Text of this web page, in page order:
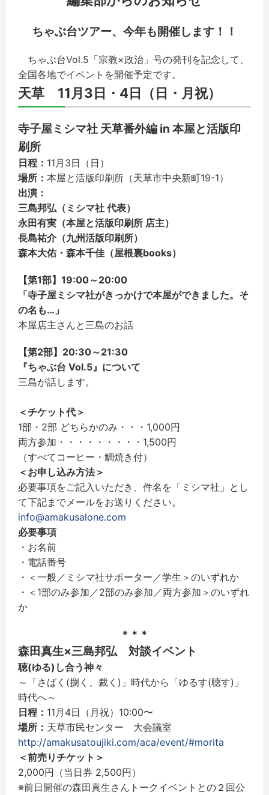
ちゃぶ台ツアー、今年も開催します！！
ちゃぶ台Vol.5「宗教×政治」号の発刊を記念して、
全国各地でイベントを開催予定です。
天草 11月3日・4日（日・月祝）
寺子屋ミシマ社 天草番外編 in 本屋と活版印
刷所
日程： 11月3日（日）
場所： 本屋と活版印刷所（天草市中央新町19-1）
出演：
三島邦弘（ミシマ社 代表）
永田有実（本屋と活版印刷所 店主）
長島祐介（九州活版印刷所）
森本大佑・森本千佳（屋根裏books）
【第1部】19:00～20:00
「寺子屋ミシマ社がきっかけで本屋ができました。そ
の名も…」
本屋店主さんと三島のお話
【第2部】20:30～21:30
『ちゃぶ台 Vol.5』について
三島が話します。
＜チケット代＞
1部・2部 どちらかのみ・・・1,000円
両方参加・・・・・・・・・1,500円
（すべてコーヒー・鯛焼き付）
＜お申し込み方法＞
必要事項をご記入いただき、件名を「ミシマ社」とし
て下記までメールをお送りください。
info@amakusalone.com
必要事項
・お名前
・電話番号
・＜一般／ミシマ社サポーター／学生＞のいずれか
・＜1部のみ参加／2部のみ参加／両方参加＞のいずれ
か
＊＊＊
森田真生×三島邦弘 対談イベント
聴(ゆる)し合う神々
～「さばく(捌く、裁く)」時代から「ゆるす(聴す)」
時代へ～
日程： 11月4日（月祝）10:00〜
場所： 天草市民センター 大会議室
http://amakusatoujiki.com/aca/event/#morita
＜前売りチケット＞
2,000円（当日券 2,500円）
※前日開催の森田真生さんトークイベントとの２回公